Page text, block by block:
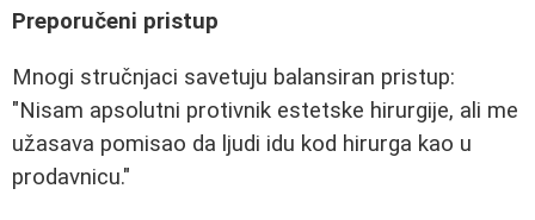
Preporučeni pristup
Mnogi stručnjaci savetuju balansiran pristup:
"Nisam apsolutni protivnik estetske hirurgije, ali me
užasava pomisao da ljudi idu kod hirurga kao u
prodavnicu."